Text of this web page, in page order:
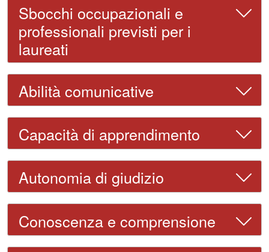
Sbocchi occupazionali e
professionali previsti per i
laureati
Abilità comunicative
Capacità di apprendimento
Autonomia di giudizio
Conoscenza e comprensione